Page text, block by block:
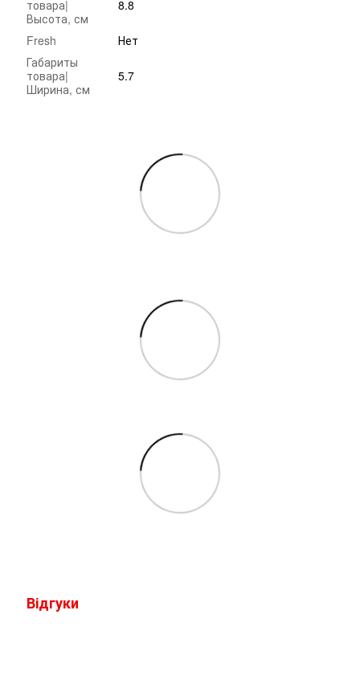
товара|
Высота, см
8.8
Fresh
Нет
Габариты
товара|
Ширина, см
5.7
Відгуки